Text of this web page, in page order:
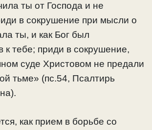
ты от Господа и не
в сокрушение при мысли о
ты, и как Бог был
к тебе; приди в сокрушение,
суде Христовом не предали
тьме» (пс.54, Псалтирь
как прием в борьбе со